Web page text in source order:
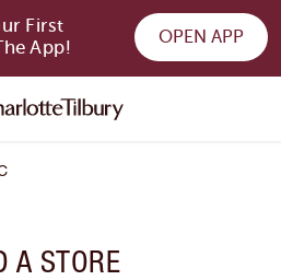
First
App!
OPEN APP
A STORE